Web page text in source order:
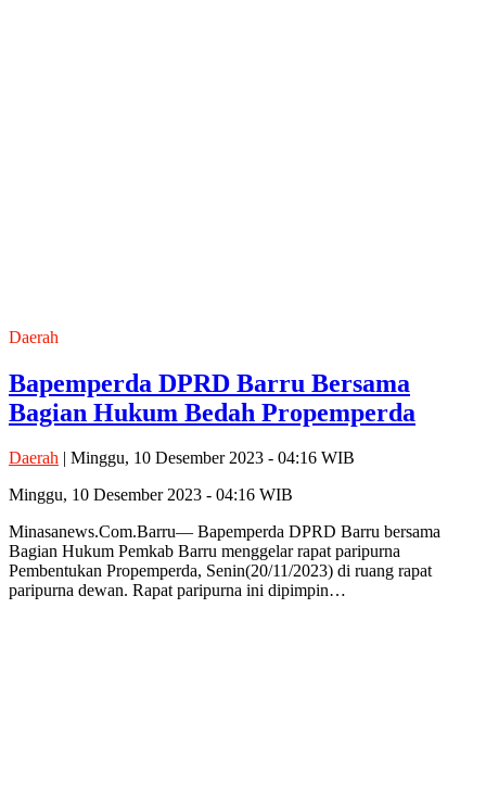
Daerah
Bapemperda DPRD Barru Bersama
Bagian Hukum Bedah Propemperda
Daerah | Minggu, 10 Desember 2023 - 04:16 WIB
Minggu, 10 Desember 2023 - 04:16 WIB
Minasanews.Com.Barru— Bapemperda DPRD Barru bersama
Bagian Hukum Pemkab Barru menggelar rapat paripurna
Pembentukan Propemperda, Senin(20/11/2023) di ruang rapat
paripurna dewan. Rapat paripurna ini dipimpin…